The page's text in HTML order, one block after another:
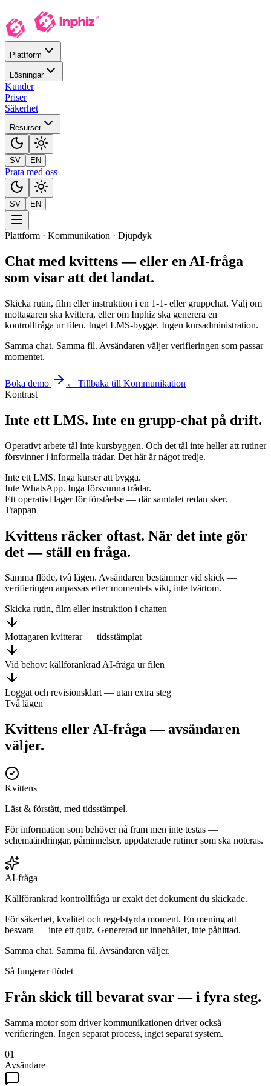
Plattform
Lösningar
Kunder
Priser
Säkerhet
Resurser
SV EN
Prata med oss
SV EN
Plattform · Kommunikation · Djupdyk
Chat med kvittens — eller en AI-fråga
som visar att det landat.
Skicka rutin, film eller instruktion i en 1-1- eller gruppchat. Välj om
mottagaren ska kvittera, eller om Inphiz ska generera en
kontrollfråga ur filen. Inget LMS-bygge. Ingen kursadministration.
Samma chat. Samma fil. Avsändaren väljer verifieringen som passar
momentet.
Boka demo
← Tillbaka till Kommunikation
Kontrast
Inte ett LMS. Inte en grupp-chat på drift.
Operativt arbete tål inte kursbyggen. Och det tål inte heller att rutiner
försvinner i informella trådar. Det här är något tredje.
Inte ett LMS. Inga kurser att bygga.
Inte WhatsApp. Inga försvunna trådar.
Ett operativt lager för förståelse — där samtalet redan sker.
Trappan
Kvittens räcker oftast. När det inte gör
det — ställ en fråga.
Samma flöde, två lägen. Avsändaren bestämmer vid skick —
verifieringen anpassas efter momentets vikt, inte tvärtom.
Skicka rutin, film eller instruktion i chatten
Mottagaren kvitterar — tidsstämplat
Vid behov: källförankrad AI-fråga ur filen
Loggat och revisionsklart — utan extra steg
Två lägen
Kvittens eller AI-fråga — avsändaren
väljer.
Kvittens
Läst & förstått, med tidsstämpel.
För information som behöver nå fram men inte testas —
schemaändringar, påminnelser, uppdaterade rutiner som ska noteras.
AI-fråga
Källförankrad kontrollfråga ur exakt det dokument du skickade.
För säkerhet, kvalitet och regelstyrda moment. En mening att
besvara — inte ett quiz. Genererad ur innehållet, inte påhittad.
Samma chat. Samma fil. Avsändaren väljer.
Så fungerar flödet
Från skick till bevarat svar — i fyra steg.
Samma motor som driver kommunikationen driver också
verifieringen. Ingen separat process, inget separat system.
01
Avsändare